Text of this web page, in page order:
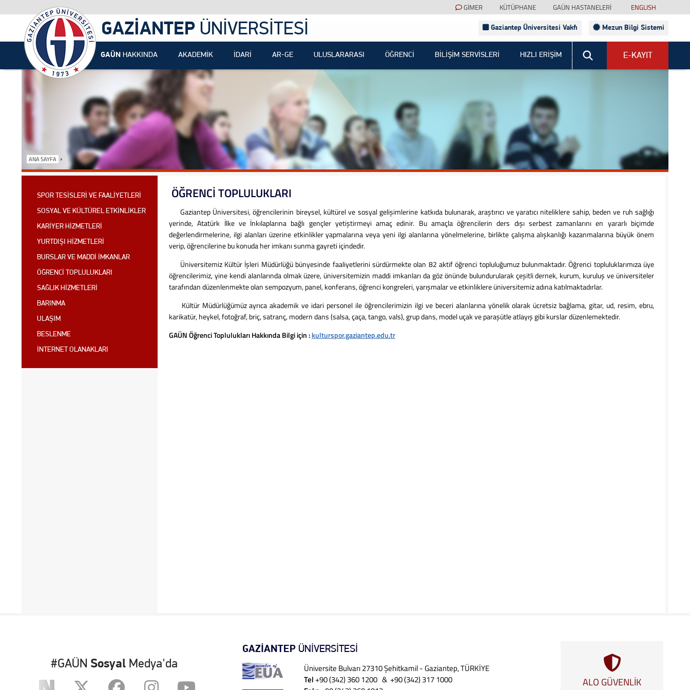
GİMER KÜTÜPHANE GAÜN HASTANELERİ ENGLISH
GAZİANTEP ÜNİVERSİTESİ Mezun Bilgi Sistemi
Gaziantep Üniversitesi Vakfı
GAÜN HAKKINDA AKADEMİK İDARİ AR-GE ULUSLARARASI ÖĞRENCİ BİLİŞİM SERVİSLERİ HIZLI ERİŞİM E-KAYIT
ANA SAYFA ›
SPOR TESİSLERİ VE FAALİYETLERİ
SOSYAL VE KÜLTÜREL ETKİNLİKLER
KARİYER HİZMETLERİ
YURTDIŞI HİZMETLERİ
BURSLAR VE MADDİ İMKANLAR
ÖĞRENCİ TOPLULUKLARI
SAĞLIK HİZMETLERİ
BARINMA
ULAŞIM
BESLENME
İNTERNET OLANAKLARI
ÖĞRENCİ TOPLULUKLARI
Gaziantep Üniversitesi, öğrencilerinin bireysel, kültürel ve sosyal gelişimlerine katkıda bulunarak, araştırıcı ve yaratıcı niteliklere sahip, beden ve ruh sağlığı
yerinde, Atatürk İlke ve İnkılaplarına bağlı gençler yetiştirmeyi amaç edinir. Bu amaçla öğrencilerin ders dışı serbest zamanlarını en yararlı biçimde
değerlendirmelerine, ilgi alanları üzerine etkinlikler yapmalarına veya yeni ilgi alanlarına yönelmelerine, birlikte çalışma alışkanlığı kazanmalarına büyük önem
verip, öğrencilerine bu konuda her imkanı sunma gayreti içindedir.
Üniversitemiz Kültür İşleri Müdürlüğü bünyesinde faaliyetlerini sürdürmekte olan 82 aktif öğrenci topluluğumuz bulunmaktadır. Öğrenci topluluklarımıza üye
öğrencilerimiz, yine kendi alanlarında olmak üzere, üniversitemizin maddi imkanları da göz önünde bulundurularak çeşitli dernek, kurum, kuruluş ve üniversiteler
tarafından düzenlenmekte olan sempozyum, panel, konferans, öğrenci kongreleri, yarışmalar ve etkinliklere üniversitemiz adına katılmaktadırlar.
Kültür Müdürlüğümüz ayrıca akademik ve idari personel ile öğrencilerimizin ilgi ve beceri alanlarına yönelik olarak ücretsiz bağlama, gitar, ud, resim, ebru,
karikatür, heykel, fotoğraf, briç, satranç, modern dans (salsa, çaça, tango, vals), grup dans, model uçak ve paraşütle atlayış gibi kurslar düzenlemektedir.
GAÜN Öğrenci Toplulukları Hakkında Bilgi için :kulturspor.gaziantep.edu.tr
#GAÜN SosyalMedya'da
GAZİANTEP ÜNİVERSİTESİ
Üniversite Bulvarı 27310 Şehitkamil - Gaziantep, TÜRKİYE
Tel+90 (342) 360 1200 & +90 (342) 317 1000
ALO GÜVENLİK